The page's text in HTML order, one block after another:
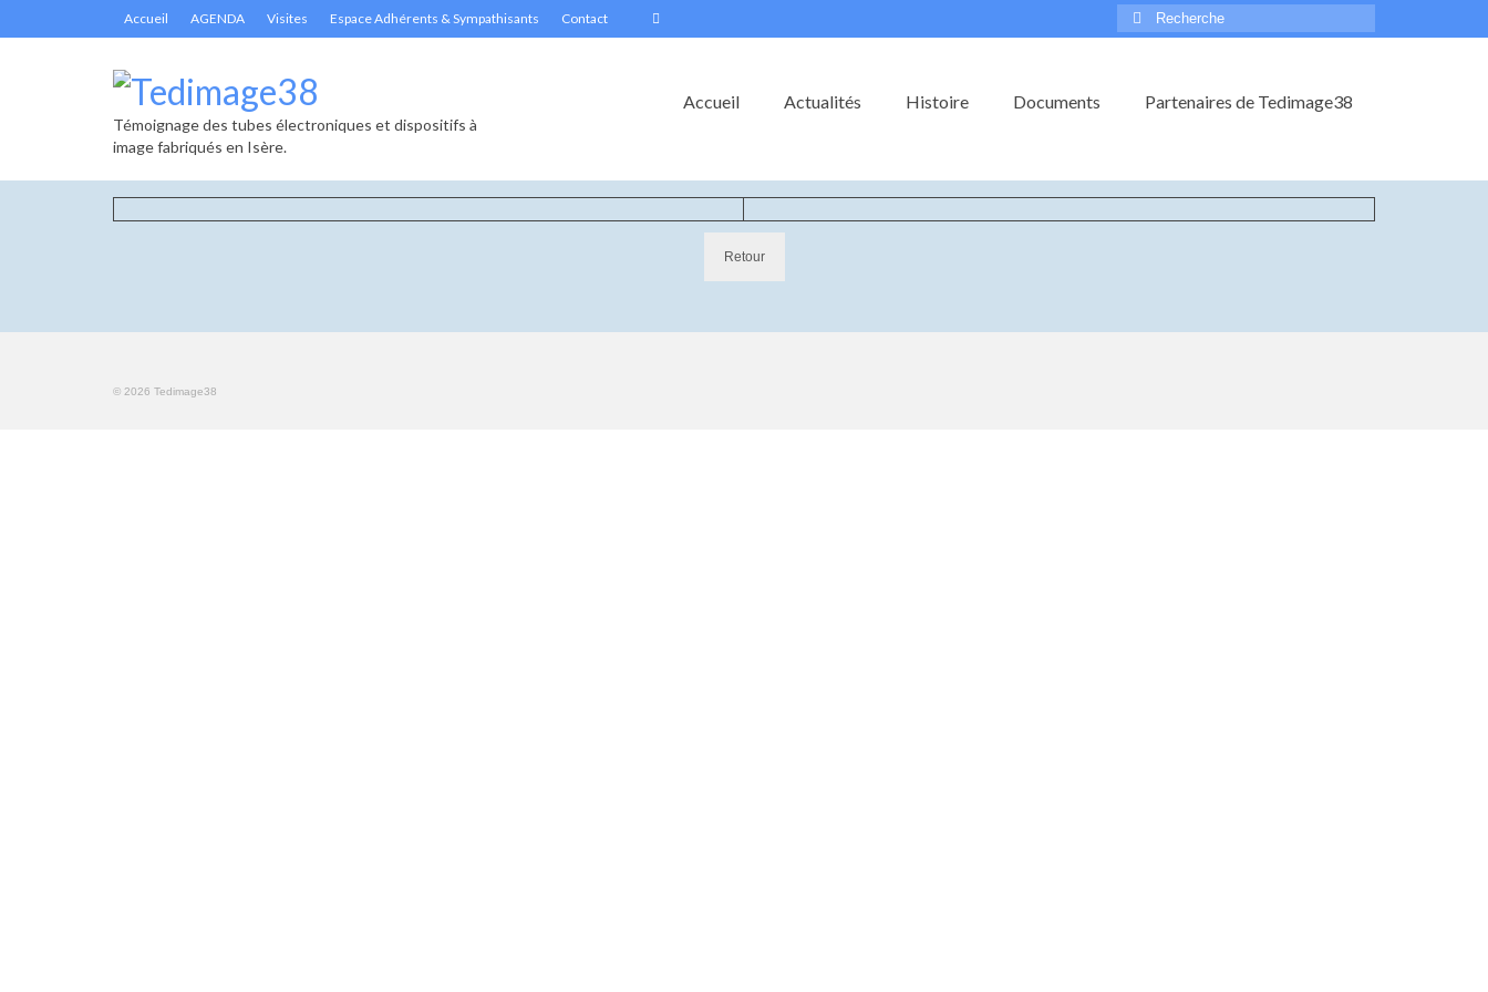
Accueil AGENDA Visites Espace Adhérents & Sympathisants Contact
Rechercher
:
Témoignage des tubes électroniques et dispositifs à
image fabriqués en Isère.
Accueil Actualités Histoire Documents Partenaires de Tedimage38
Retour
© 2026 Tedimage38